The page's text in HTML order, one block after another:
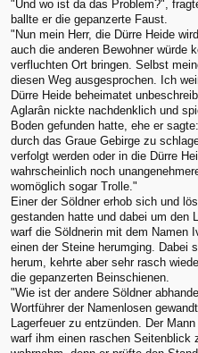
"Und wo ist da das Problem?",
ballte er die gepanzerte Faust.
"Nun mein Herr, die Dürre Heide
auch die anderen Bewohner würde
verfluchten Ort bringen. Selbst
diesen Weg ausgesprochen. Ich
Dürre Heide beheimatet
Aglarân nickte nachdenklich und
Boden gefunden hatte, ehe er
durch das Graue Gebirge zu
verfolgt werden oder in die Dürre
wahrscheinlich noch
womöglich sogar Trolle."
Einer der Söldner erhob sich und
gestanden hatte und dabei um den
warf die Söldnerin mit dem Namen
einen der Steine herumging. Dabei
herum, kehrte aber sehr rasch
die gepanzerten Beinschienen.
"Wie ist der andere Söldner
Wortführer der Namenlosen
Lagerfeuer zu entzünden. Der
warf ihm einen raschen Seitenblick